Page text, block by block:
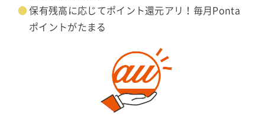
保有残高に応じてポイント還元アリ！毎月Ponta
ポイントがたまる